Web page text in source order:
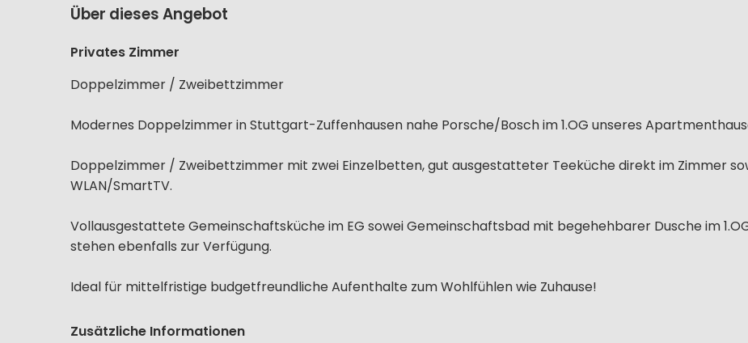
Über dieses Angebot
Privates Zimmer
Doppelzimmer / Zweibettzimmer
Modernes Doppelzimmer in Stuttgart-Zuffenhausen nahe Porsche/Bosch im 1.OG unseres
Doppelzimmer / Zweibettzimmer mit zwei Einzelbetten, gut ausgestatteter Teeküche direkt im Zimmer
WLAN/SmartTV.
Vollausgestattete Gemeinschaftsküche im EG sowei Gemeinschaftsbad mit begehehbarer Dusche im
stehen ebenfalls zur Verfügung.
Ideal für mittelfristige budgetfreundliche Aufenthalte zum Wohlfühlen wie Zuhause!
Zusätzliche Informationen